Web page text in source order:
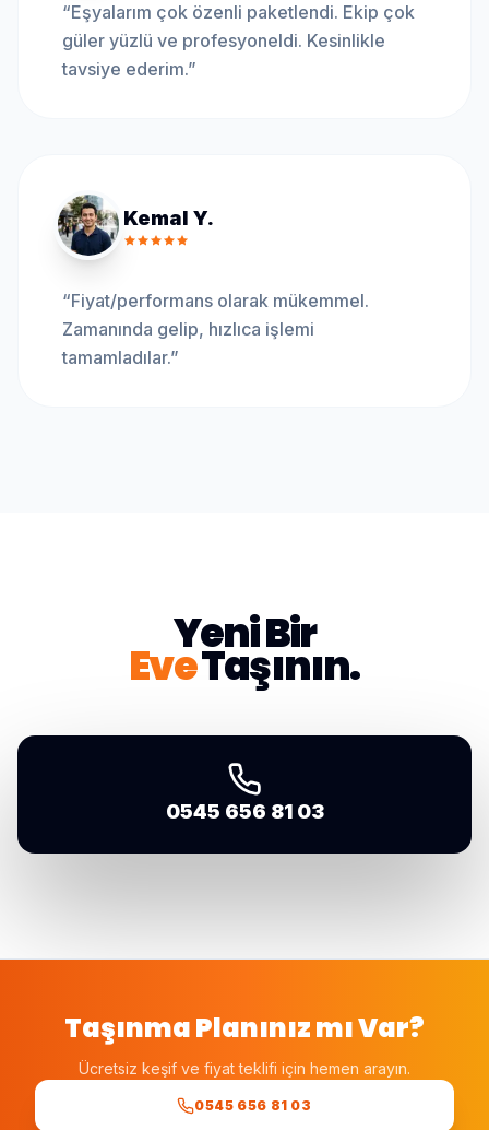
“Eşyalarım çok özenli paketlendi. Ekip çok
güler yüzlü ve profesyoneldi. Kesinlikle
tavsiye ederim.”
Kemal Y.
“Fiyat/performans olarak mükemmel.
Zamanında gelip, hızlıca işlemi
tamamladılar.”
Yeni Bir
EveTaşının.
0545 656 81 03
Taşınma Planınız mı Var?
Ücretsiz keşif ve fiyat teklifi için hemen arayın.
0545 656 81 03